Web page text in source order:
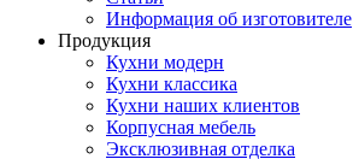
Информация об изготовителе
Продукция
Кухни модерн
Кухни классика
Кухни наших клиентов
Корпусная мебель
Эксклюзивная отделка